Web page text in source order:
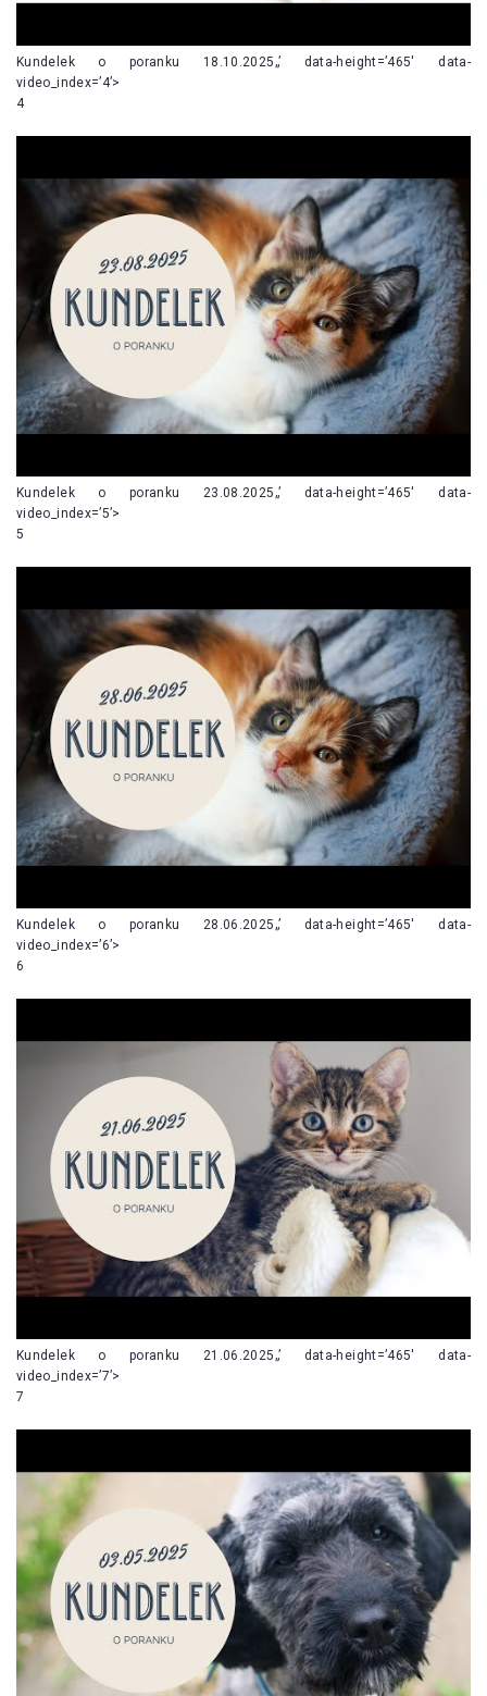
Kundelek o poranku 18.10.2025„’ data-height=’465′ data-
video_index=’4’>
4
Kundelek o poranku 23.08.2025„’ data-height=’465′ data-
video_index=’5’>
5
Kundelek o poranku 28.06.2025„’ data-height=’465′ data-
video_index=’6’>
6
Kundelek o poranku 21.06.2025„’ data-height=’465′ data-
video_index=’7’>
7